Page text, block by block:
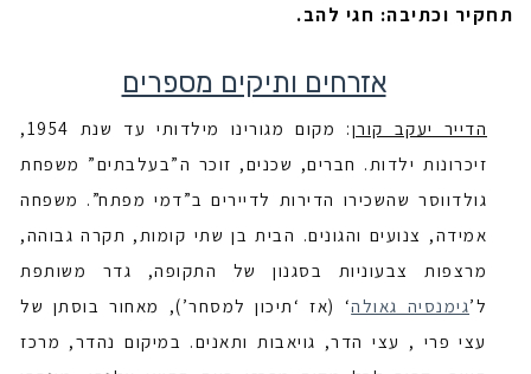
תחקיר וכתיבה: חגי להב.
אזרחים ותיקים מספרים
הדייר יעקב קורן
: מקום מגורינו מילדותי עד שנת 1954,
זיכרונות ילדות. חברים, שכנים, זוכר ה”בעלבתים” משפחת
גולדווסר שהשכירו הדירות לדיירים ב”דמי מפתח”. משפחה
אמידה, צנועים והגונים. הבית בן שתי קומות, תקרה גבוהה,
מרצפות צבעוניות בסגנון של התקופה, גדר משותפת
ל’גימנסיה גאולה‘ (אז ‘תיכון למסחר’), מאחור בוסתן של
עצי פרי , עצי הדר, גויאבות ותאנים. במיקום נהדר, מרכז